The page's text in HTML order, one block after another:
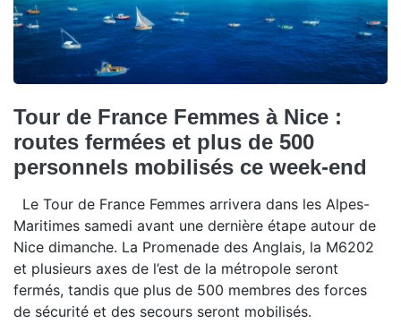
Tour de France Femmes à Nice :
routes fermées et plus de 500
personnels mobilisés ce week-end
Le Tour de France Femmes arrivera dans les Alpes-
Maritimes samedi avant une dernière étape autour de
Nice dimanche. La Promenade des Anglais, la M6202
et plusieurs axes de l’est de la métropole seront
fermés, tandis que plus de 500 membres des forces
de sécurité et des secours seront mobilisés.